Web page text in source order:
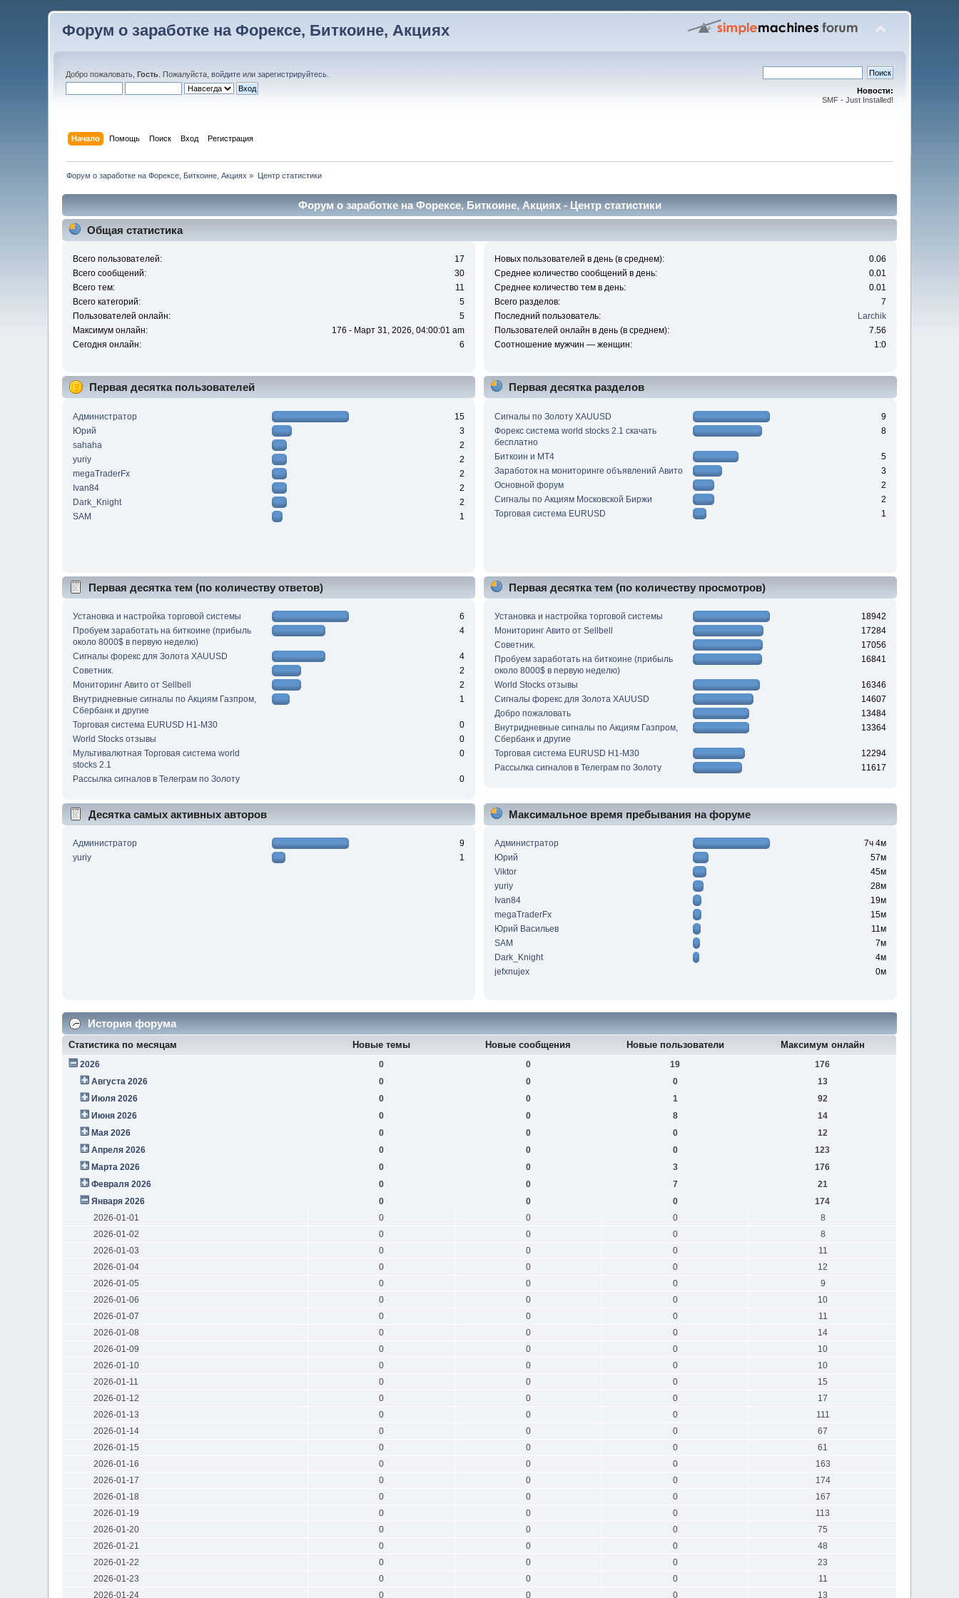
Форум о заработке на Форексе, Биткоине, Акциях
Добро пожаловать,Гость . Пожалуйста,войдите илизарегистрируйтесь
Новости:
SMF - Just Installed!
Начало Помощь Поиск Вход Регистрация
Форум о заработке на Форексе, Биткоине, Акциях » Центр статистики
Форум о заработке на Форексе, Биткоине, Акциях - Центр статистики
Общая статистика
Всего пользователей:
17
Всего сообщений:
30
Всего тем:
11
Всего категорий:
5
Пользователей онлайн:
5
Максимум онлайн:
176 - Март 31, 2026, 04:00:01 am
Сегодня онлайн:
6
Новых пользователей в день (в среднем):
0.06
Среднее количество сообщений в день:
0.01
Среднее количество тем в день:
0.01
Всего разделов:
7
Последний пользователь:
Larchik
Пользователей онлайн в день (в среднем):
7.56
Соотношение мужчин — женщин:
1:0
Первая десятка пользователей
Администратор
15
Юрий
3
sahaha
2
yuriy
2
megaTraderFx
2
Ivan84
2
Dark_Knight
2
SAM
1
Первая десятка разделов
Сигналы по Золоту XAUUSD
9
Форекс система world stocks 2.1 скачать
бесплатно
8
Биткоин и МТ4
5
Заработок на мониторинге объявлений Авито
3
Основной форум
2
Сигналы по Акциям Московской Биржи
2
Торговая система EURUSD
1
Первая десятка тем (по количеству ответов)
Установка и настройка торговой системы
6
Пробуем заработать на биткоине (прибыль
около 8000$ в первую неделю)
4
Сигналы форекс для Золота XAUUSD
4
Советник.
2
Мониторинг Авито от Sellbell
2
Внутридневные сигналы по Акциям Газпром,
Сбербанк и другие
1
Торговая система EURUSD Н1-М30
0
World Stocks отзывы
0
Мультивалютная Торговая система world
stocks 2.1
0
Рассылка сигналов в Телеграм по Золоту 0
Первая десятка тем (по количеству просмотров)
Установка и настройка торговой системы
18942
Мониторинг Авито от Sellbell
17284
Советник.
17056
Пробуем заработать на биткоине (прибыль
около 8000$ в первую неделю)
16841
World Stocks отзывы
16346
Сигналы форекс для Золота XAUUSD
14607
Добро пожаловать
13484
Внутридневные сигналы по Акциям Газпром,
Сбербанк и другие
13364
Торговая система EURUSD Н1-М30
12294
Рассылка сигналов в Телеграм по Золоту
11617
Десятка самых активных авторов
Администратор
9
yuriy
1
Максимальное время пребывания на форуме
Администратор
7ч 4м
Юрий
57м
Viktor
45м
yuriy
28м
Ivan84
19м
megaTraderFx
15м
Юрий Васильев
11м
SAM
7м
Dark_Knight
4м
jefxnujex
0м
История форума
Статистика по месяцам Новые темы Новые сообщения Новые пользователи Максимум онлайн
2026 0 0 19
176
Августа 2026
0 0 0
13
Июля 2026
0 0 1
92
Июня 2026
0 0 8
14
Мая 2026
0 0 0
12
Апреля 2026
0 0 0
123
Марта 2026
0 0 3
176
Февраля 2026
0 0 7
21
Января 2026
0 0 0
174
2026-01-01
0 0 0
8
2026-01-02
0 0 0
8
2026-01-03
0 0 0
11
2026-01-04
0 0 0
12
2026-01-05
0 0 0
9
2026-01-06
0 0 0
10
2026-01-07
0 0 0
11
2026-01-08
0 0 0
14
2026-01-09
0 0 0
10
2026-01-10
0 0 0
10
2026-01-11
0 0 0
15
2026-01-12
0 0 0
17
2026-01-13
0 0 0
111
2026-01-14
0 0 0
67
2026-01-15
0 0 0
61
2026-01-16
0 0 0
163
2026-01-17
0 0 0
174
2026-01-18
0 0 0
167
2026-01-19
0 0 0
113
2026-01-20
0 0 0
75
2026-01-21
0 0 0
48
2026-01-22
0 0 0
23
2026-01-23
0 0 0
11
2026-01-24
0 0 0 13